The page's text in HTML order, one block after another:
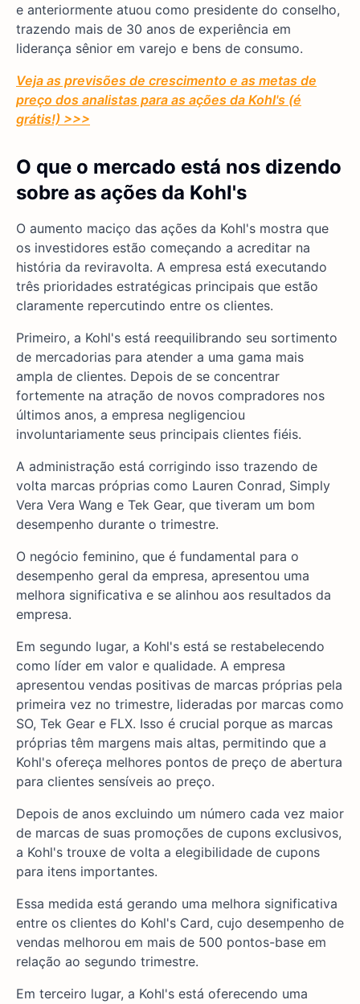
e anteriormente atuou como presidente do conselho,
trazendo mais de 30 anos de experiência em
liderança sênior em varejo e bens de consumo.
Veja as previsões de crescimento e as metas de
preço dos analistas para as ações da Kohl's (é
grátis!) >>>
O que o mercado está nos dizendo
sobre as ações da Kohl's
O aumento maciço das ações da Kohl's mostra que
os investidores estão começando a acreditar na
história da reviravolta. A empresa está executando
três prioridades estratégicas principais que estão
claramente repercutindo entre os clientes.
Primeiro, a Kohl's está reequilibrando seu sortimento
de mercadorias para atender a uma gama mais
ampla de clientes. Depois de se concentrar
fortemente na atração de novos compradores nos
últimos anos, a empresa negligenciou
involuntariamente seus principais clientes fiéis.
A administração está corrigindo isso trazendo de
volta marcas próprias como Lauren Conrad, Simply
Vera Vera Wang e Tek Gear, que tiveram um bom
desempenho durante o trimestre.
O negócio feminino, que é fundamental para o
desempenho geral da empresa, apresentou uma
melhora significativa e se alinhou aos resultados da
empresa.
Em segundo lugar, a Kohl's está se restabelecendo
como líder em valor e qualidade. A empresa
apresentou vendas positivas de marcas próprias pela
primeira vez no trimestre, lideradas por marcas como
SO, Tek Gear e FLX. Isso é crucial porque as marcas
próprias têm margens mais altas, permitindo que a
Kohl's ofereça melhores pontos de preço de abertura
para clientes sensíveis ao preço.
Depois de anos excluindo um número cada vez maior
de marcas de suas promoções de cupons exclusivos,
a Kohl's trouxe de volta a elegibilidade de cupons
para itens importantes.
Essa medida está gerando uma melhora significativa
entre os clientes do Kohl's Card, cujo desempenho de
vendas melhorou em mais de 500 pontos-base em
relação ao segundo trimestre.
Em terceiro lugar, a Kohl's está oferecendo uma